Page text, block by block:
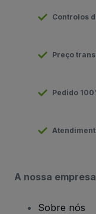
Controlos
Preço
Pedido
A nossa empresa
Sobre nós